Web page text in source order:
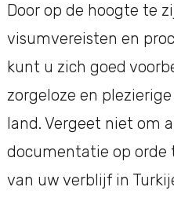
Door op de hoogte te
visumvereisten en
kunt u zich goed
zorgeloze en
land. Vergeet niet om
documentatie op orde
van uw verblijf in